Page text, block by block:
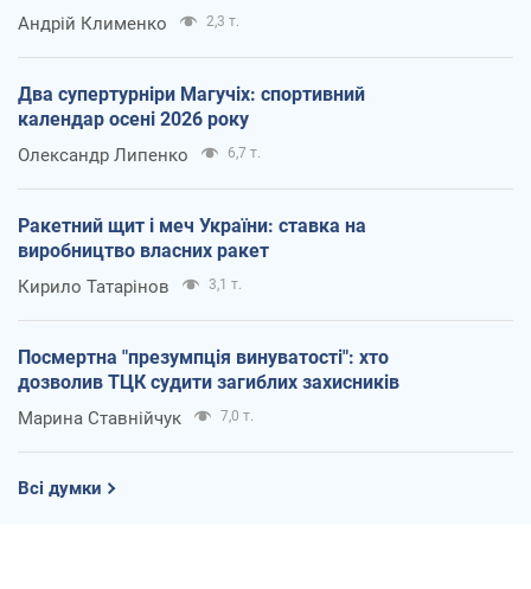
Андрій Клименко 2,3 т.
Два супертурніри Магучіх: спортивний
календар осені 2026 року
Олександр Липенко 6,7 т.
Ракетний щит і меч України: ставка на
виробництво власних ракет
Кирило Татарінов 3,1 т.
Посмертна "презумпція винуватості": хто
дозволив ТЦК судити загиблих захисників
Марина Ставнійчук 7,0 т.
Всі думки